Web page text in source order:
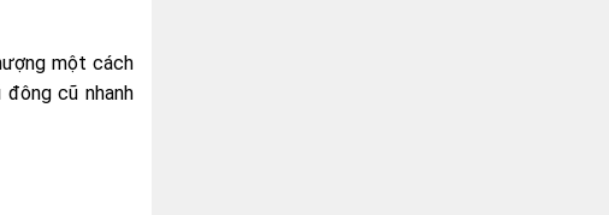
một cách
cũ nhanh